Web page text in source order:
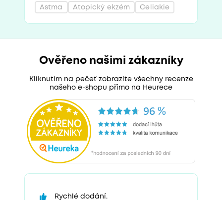
Astma Atopický ekzém Celiakie
Ověřeno našimi zákazníky
Kliknutím na pečeť zobrazíte všechny recenze
našeho e-shopu přímo na Heurece
Rychlé dodání.